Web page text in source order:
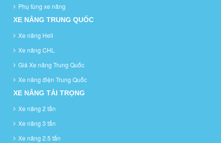
Phụ tùng xe nâng
XE NÂNG TRUNG QUỐC
Xe nâng Heli
Xe nâng CHL
Giá Xe nâng Trung Quốc
Xe nâng điện Trung Quốc
XE NÂNG TẢI TRỌNG
Xe nâng 2 tấn
Xe nâng 3 tấn
Xe nâng 2.5 tấn